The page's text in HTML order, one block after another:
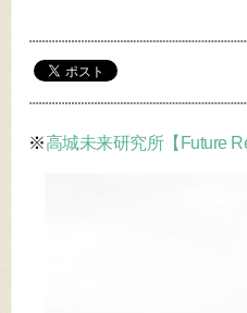
※高城未来研究所【Future